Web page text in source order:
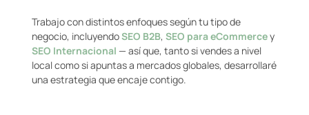
Trabajo con distintos enfoques según tu tipo de
negocio, incluyendoSEO B2B, SEO para eCommercey
SEO Internacional — así que, tanto si vendes a nivel
local como si apuntas a mercados globales, desarrollaré
una estrategia que encaje contigo.